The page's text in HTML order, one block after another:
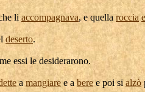
liaccompagnava, e quella roccia
deserto.
essi ledesiderarono.
amangiare e aberee poi sialzò